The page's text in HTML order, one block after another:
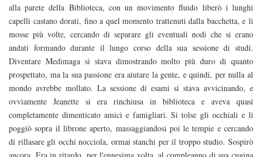
alla parete della Biblioteca, con un movimento fluido liberò i lunghi
capelli castano dorati, fino a quel momento trattenuti dalla bacchetta, e li
mosse più volte, cercando di separare gli eventuali nodi che si erano
andati formando durante il lungo corso della sua sessione di studi.
Diventare Medimaga si stava dimostrando molto più duro di quanto
prospettato, ma la sua passione era aiutare la gente, e quindi, per nulla al
mondo avrebbe mollato. La sessione di esami si stava avvicinando, e
ovviamente Jeanette si era rinchiusa in biblioteca e aveva quasi
completamente dimenticato amici e famigliari. Si tolse gli occhiali e li
poggiò sopra il librone aperto, massaggiandosi poi le tempie e cercando
di rillasare gli occhi nocciola, ormai stanchi per il troppo studio. Sospirò